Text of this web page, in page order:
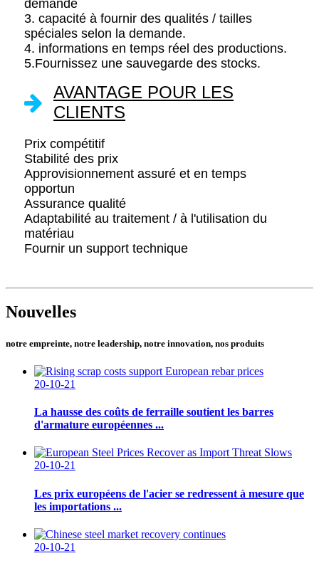
demande
3. capacité à fournir des qualités / tailles
spéciales selon la demande.
4. informations en temps réel des productions.
5.Fournissez une sauvegarde des stocks.
AVANTAGE POUR LES
CLIENTS
Prix ​​compétitif
Stabilité des prix
Approvisionnement assuré et en temps
opportun
Assurance qualité
Adaptabilité au traitement / à l'utilisation du
matériau
Fournir un support technique
Nouvelles
notre empreinte, notre leadership, notre innovation, nos produits
20-10-21
La hausse des coûts de ferraille soutient les barres
d'armature européennes ...
20-10-21
Les prix européens de l'acier se redressent à mesure que
les importations ...
20-10-21